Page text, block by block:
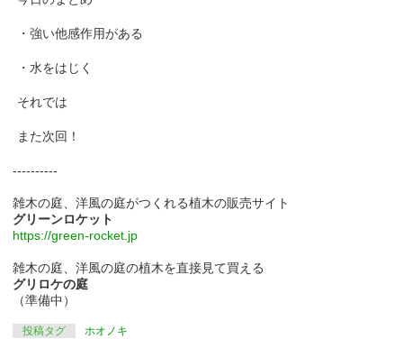
・強い他感作用がある
・水をはじく
それでは
また次回！
----------
雑木の庭、洋風の庭がつくれる植木の販売サイト
グリーンロケット
https://green-rocket.jp
雑木の庭、洋風の庭の植木を直接見て買える
グリロケの庭
（準備中）
投稿タグ ホオノキ